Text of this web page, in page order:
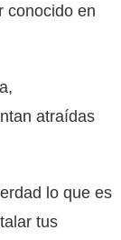
conocido en
atraídas
lo que es
tus